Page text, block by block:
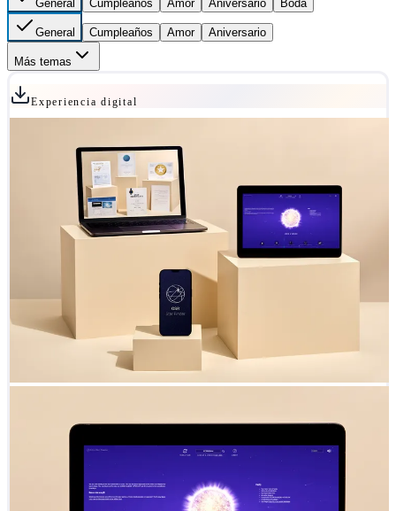
General Cumpleaños Amor Aniversario Boda
General Cumpleaños Amor Aniversario
Más temas
Experiencia digital